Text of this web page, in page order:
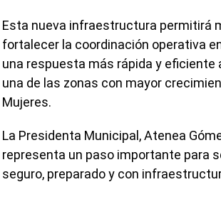
Esta nueva infraestructura permitirá
fortalecer la coordinación operativa
una respuesta más rápida y
una de las zonas con mayor
Mujeres.
La Presidenta Municipal, Atenea
representa un paso importante para
seguro, preparado y con